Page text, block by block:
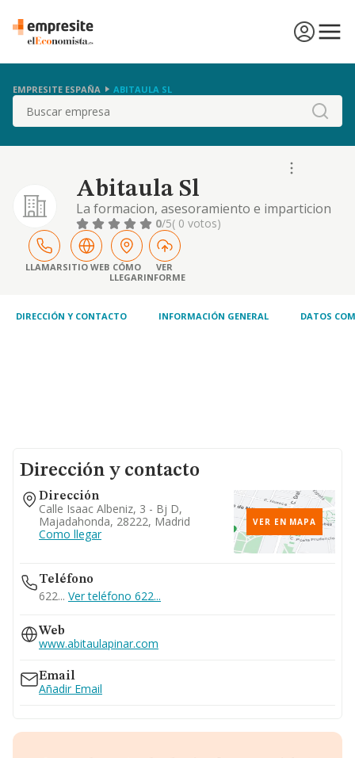
EMPRESITE ESPAÑA ABITAULA SL
Buscar
Abitaula Sl
La formacion, asesoramiento e imparticion
de asignaturas de ciencias y letras. la edicion
y publicacion de material didactico.
0/5( 0 votos)
LLAMARSITIO WEB CÓMO
LLEGAR
VER
INFORME
DIRECCIÓN Y CONTACTO INFORMACIÓN GENERAL DATOS
Dirección y contacto
Dirección
Calle Isaac Albeniz, 3 - Bj D,
Majadahonda, 28222, Madrid
Como llegar
VER EN MAPA
Teléfono
622... Ver teléfono 622...
Web
www.abitaulapinar.com
Email
Añadir Email